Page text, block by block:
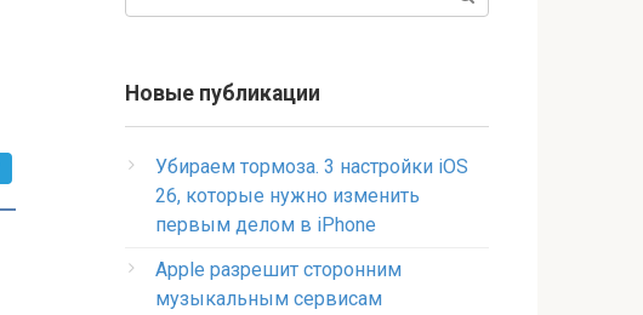
Новые публикации
Убираем тормоза. 3 настройки iOS
26, которые нужно изменить
первым делом в iPhone
Apple разрешит сторонним
музыкальным сервисам